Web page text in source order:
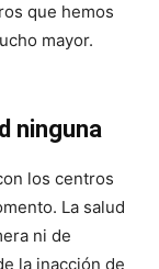
que hemos
mayor.
ninguna
los centros
La salud
ni de
la inacción de